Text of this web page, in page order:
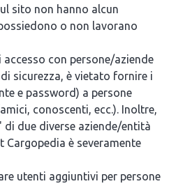
sito non hanno alcun
o non lavorano
con persone/aziende
sicurezza, è vietato fornire i
e password) a persone
conoscenti, ecc.). Inoltre,
due diverse aziende/entità
Cargopedia è severamente
utenti aggiuntivi per persone